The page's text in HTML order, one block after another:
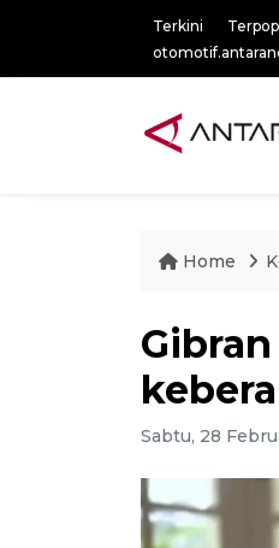
Terkini
Home
Sabtu, 28